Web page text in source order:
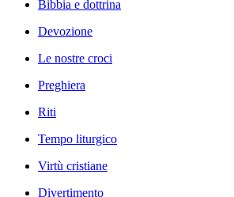
Bibbia e dottrina
Devozione
Le nostre croci
Preghiera
Riti
Tempo liturgico
Virtù cristiane
Divertimento